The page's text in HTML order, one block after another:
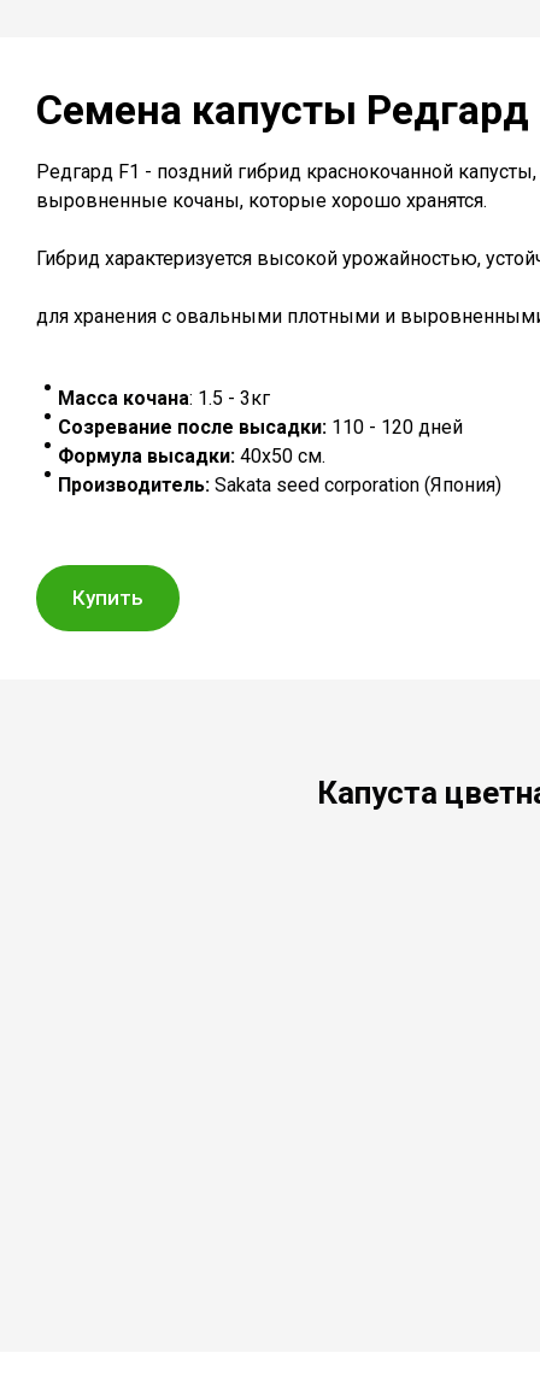
Семена капусты Редгард
Редгард F1 - поздний гибрид краснокочанной
выровненные кочаны, которые хорошо хранятся.
Гибрид характеризуется высокой урожайностью,
для хранения с овальными плотными и
Масса кочана: 1.5 - 3кг
Созревание после высадки: 110 - 120 дней
Формула высадки: 40х50 см.
Производитель: Sakata seed corporation (Япония)
Купить
Капуста